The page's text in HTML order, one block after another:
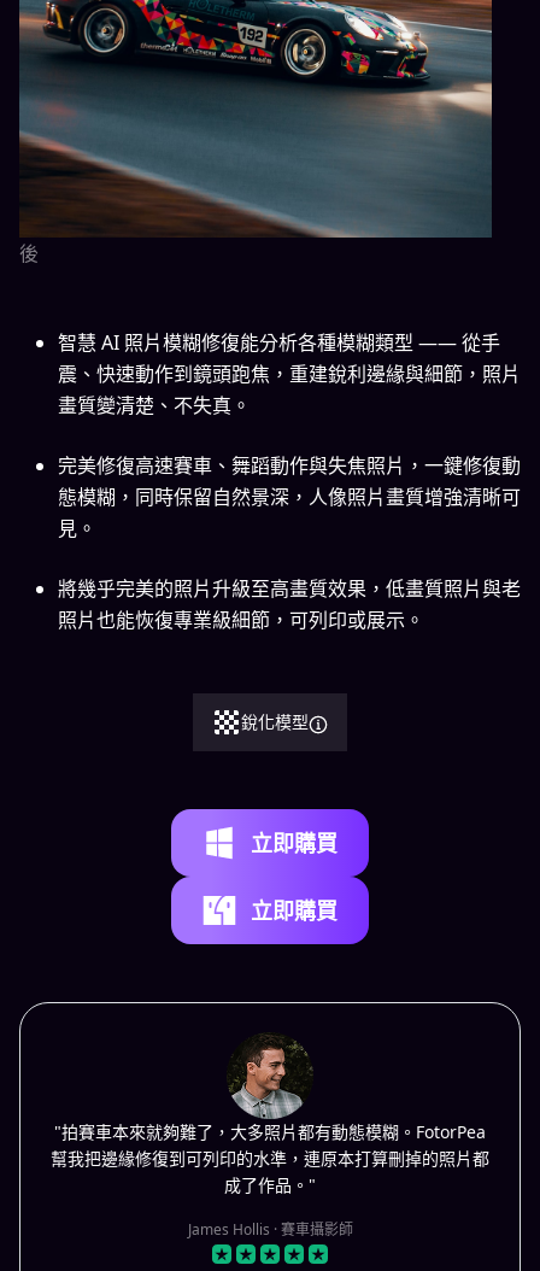
後
智慧 AI 照片模糊修復能分析各種模糊類型 —— 從手
震、快速動作到鏡頭跑焦，重建銳利邊緣與細節，照片
畫質變清楚、不失真。
完美修復高速賽車、舞蹈動作與失焦照片，一鍵修復動
態模糊，同時保留自然景深，人像照片畫質增強清晰可
見。
將幾乎完美的照片升級至高畫質效果，低畫質照片與老
照片也能恢復專業級細節，可列印或展示。
銳化模型
立即購買
立即購買
"拍賽車本來就夠難了，大多照片都有動態模糊。FotorPea
幫我把邊緣修復到可列印的水準，連原本打算刪掉的照片都
成了作品。"
James Hollis · 賽車攝影師